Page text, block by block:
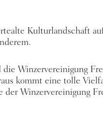
Kulturlandschaft
Winzervereinigung
kommt eine tolle
Winzervereinigung